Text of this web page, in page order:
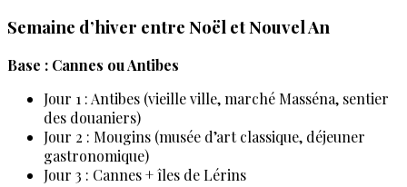
Semaine d’hiver entre Noël et Nouvel An
Base : Cannes ou Antibes
Jour 1 : Antibes (vieille ville, marché Masséna, sentier
des douaniers)
Jour 2 : Mougins (musée d’art classique, déjeuner
gastronomique)
Jour 3 : Cannes + îles de Lérins